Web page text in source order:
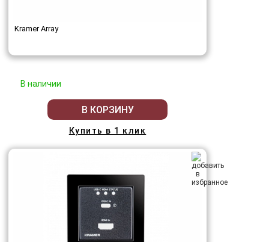
Kramer Array
В наличии
В КОРЗИНУ
Купить в 1 клик